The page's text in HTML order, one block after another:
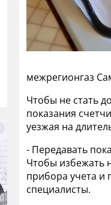
межрегионгаз
Чтобы не стать
показания
уезжая на
- Передавать
Чтобы избежать
прибора учета и
специалисты.